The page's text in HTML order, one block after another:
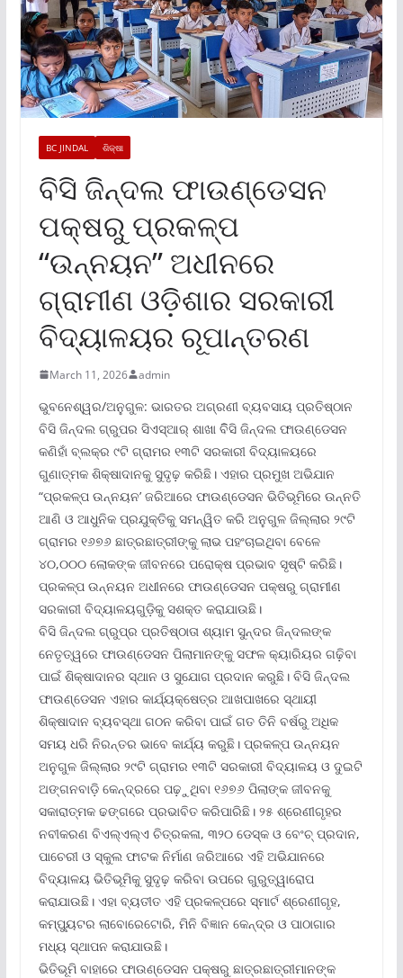
BC JINDAL ଶିକ୍ଷା
ବିସି ଜିନ୍ଦଲ ଫାଉଣ୍ଡେସନ
ପକ୍ଷରୁ ପ୍ରକଳ୍ପ
“ଉନ୍ନୟନ” ଅଧୀନରେ
ଗ୍ରାମୀଣ ଓଡ଼ିଶାର ସରକାରୀ
ବିଦ୍ୟାଳୟର ରୂପାନ୍ତରଣ
March 11, 2026 admin
ଭୁବନେଶ୍ୱର/ଅନୁଗୁଳ: ଭାରତର ଅଗ୍ରଣୀ ବ୍ୟବସାୟ ପ୍ରତିଷ୍ଠାନ
ବିସି ଜିନ୍ଦଲ ଗ୍ରୁପର ସିଏସ୍‌ଆର୍ ଶାଖା ବିିସି ଜିନ୍ଦଲ ଫାଉଣ୍ଡେସନ
କଣିହାଁ ବ୍ଲକ୍‌ର ୯ଟି ଗ୍ରାମର ୧୩ଟି ସରକାରୀ ବିଦ୍ୟାଳୟରେ
ଗୁଣାତ୍ମକ ଶିକ୍ଷାଦାନକୁ ସୁଦୃଢ଼ କରିଛି। ଏହାର ପ୍ରମୁଖ ଅଭିଯାନ
“ପ୍ରକଳ୍ପ ଉନ୍ନୟନ’ ଜରିଆରେ ଫାଉଣ୍ଡେସନ ଭିତିଭୂମିରେ ଉନ୍ନତି
ଆଣି ଓ ଆଧୁନିକ ପ୍ରଯୁକ୍ତିକୁ ସମନ୍ୱିତ କରି ଅନୁଗୁଳ ଜିଲ୍ଲାର ୨୯ଟି
ଗ୍ରାମର ୧୬୭୬ ଛାତ୍ରଛାତ୍ରୀଙ୍କୁ ଲାଭ ପହଂଚାଇଥିବା ବେଳେ
୪୦,୦୦୦ ଲୋକଙ୍କ ଜୀବନରେ ପରୋକ୍ଷ ପ୍ରଭାବ ସୃଷ୍ଟି କରିଛି।
ପ୍ରକଳ୍ପ ଉନ୍ନୟନ ଅଧୀନରେ ଫାଉଣ୍ଡେସନ ପକ୍ଷରୁ ଗ୍ରାମୀଣ
ସରକାରୀ ବିଦ୍ୟାଳୟଗୁଡ଼ିକୁ ସଶକ୍ତ କରାଯାଉଛି।
ବିସି ଜିନ୍ଦଲ ଗ୍ରୁପ୍‌ର ପ୍ରତିଷ୍ଠାତା ଶ୍ୟାମ ସୁନ୍ଦର ଜିନ୍ଦଲଙ୍କ
ନେତୃତ୍ୱରେ ଫାଉଣ୍ଡେସନ ପିଲାମାନଙ୍କୁ ସଫଳ କ୍ୟାରିୟର ଗଢ଼ିବା
ପାଇଁ ଶିକ୍ଷାଦାନର ସ୍ଥାନ ଓ ସୁଯୋଗ ପ୍ରଦାନ କରୁଛି। ବିସି ଜିନ୍ଦଲ
ଫାଉଣ୍ଡେସନ ଏହାର କାର୍ଯ୍ୟକ୍ଷେତ୍ର ଆଖପାଖରେ ସ୍ଥାୟୀ
ଶିକ୍ଷାଦାନ ବ୍ୟବସ୍ଥା ଗଠନ କରିବା ପାଇଁ ଗତ ତିନି ବର୍ଷରୁ ଅଧିକ
ସମୟ ଧରି ନିରନ୍ତର ଭାବେ କାର୍ଯ୍ୟ କରୁଛି। ପ୍ରକଳ୍ପ ଉନ୍ନୟନ
ଅନୁଗୁଳ ଜିଲ୍ଲାର ୨୯ଟି ଗ୍ରାମର ୧୩ଟି ସରକାରୀ ବିଦ୍ୟାଳୟ ଓ ଦୁଇଟି
ଅଙ୍ଗନବାଡ଼ି କେନ୍ଦ୍ରରେ ପଢ଼ୁଥିବା ୧୬୭୬ ପିଲାଙ୍କ ଜୀବନକୁ
ସକାରାତ୍ମକ ଢଙ୍ଗରେ ପ୍ରଭାବିତ କରିପାରିଛି। ୨୫ ଶ୍ରେଣୀଗୃହର
ନବୀକରଣ ବିଏଲ୍‌ଏଲ୍‌ଏ ଚିତ୍ରକଳା, ୩୨୦ ଡେସ୍କ ଓ ବେଂଚ୍ ପ୍ରଦାନ,
ପାଚେରୀ ଓ ସ୍କୁଲ ଫାଟକ ନିର୍ମାଣ ଜରିଆରେ ଏହି ଅଭିଯାନରେ
ବିଦ୍ୟାଳୟ ଭିତିଭୂମିକୁ ସୁଦୃଢ଼ କରିବା ଉପରେ ଗୁରୁତ୍ୱାରୋପ
କରାଯାଉଛି। ଏହା ବ୍ୟତୀତ ଏହି ପ୍ରକଳ୍ପରେ ସ୍ମାର୍ଟ ଶ୍ରେଣୀଗୃହ,
କମ୍ପ୍ୟୁଟର ଲାବୋରେଟୋରି, ମିନି ବିଜ୍ଞାନ କେନ୍ଦ୍ର ଓ ପାଠାଗାର
ମଧ୍ୟ ସ୍ଥାପନ କରାଯାଉଛି।
ଭିତିଭୂମି ବାହାରେ ଫାଉଣ୍ଡେସନ ପକ୍ଷରୁ ଛାତ୍ରଛାତ୍ରୀମାନଙ୍କ